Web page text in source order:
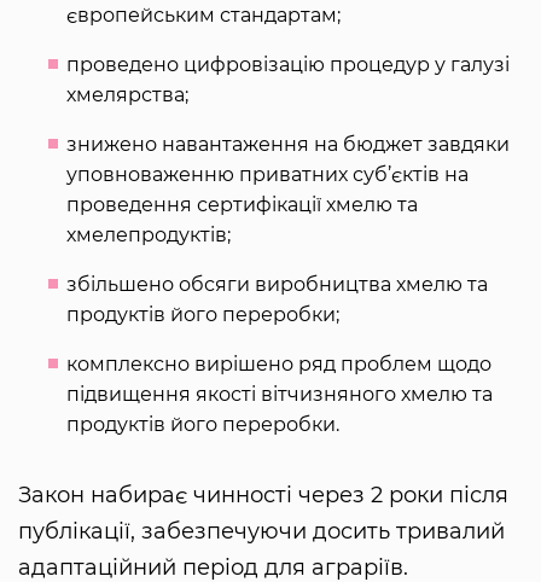
європейським стандартам;
проведено цифровізацію процедур у галузі
хмелярства;
знижено навантаження на бюджет завдяки
уповноваженню приватних суб’єктів на
проведення сертифікації хмелю та
хмелепродуктів;
збільшено обсяги виробництва хмелю та
продуктів його переробки;
комплексно вирішено ряд проблем щодо
підвищення якості вітчизняного хмелю та
продуктів його переробки.
Закон набирає чинності через 2 роки після
публікації, забезпечуючи досить тривалий
адаптаційний період для аграріїв.